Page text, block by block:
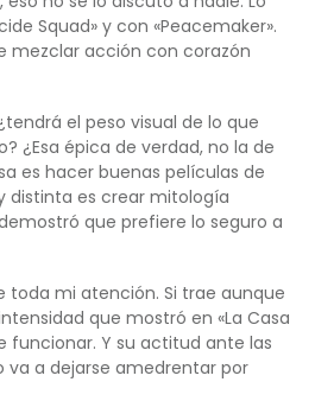
Squad» y con «Peacemaker».
mezclar acción con corazón
el peso visual de lo que
¿Esa épica de verdad, no la de
es hacer buenas películas de
distinta es crear mitología
que prefiere lo seguro a
toda mi atención. Si trae aunque
que mostró en «La Casa
funcionar. Y su actitud ante las
a dejarse amedrentar por